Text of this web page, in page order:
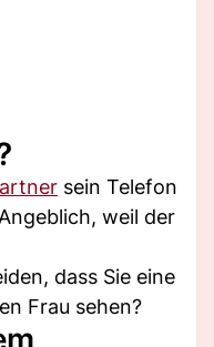
sein Telefon
weil der
dass Sie eine
Frau sehen?